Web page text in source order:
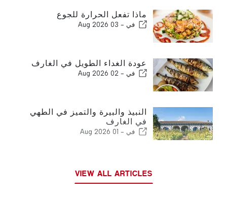
ماذا تفعل الحرارة للجوع
في - 03 Aug 2026
عودة الغداء الطويل في الغارف
في - 02 Aug 2026
النبيذ والبيرة والتميز في الطهي
في الغارف
في - 01 Aug 2026
VIEW ALL ARTICLES